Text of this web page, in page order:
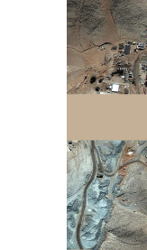
W
pod
pod
męstwie,